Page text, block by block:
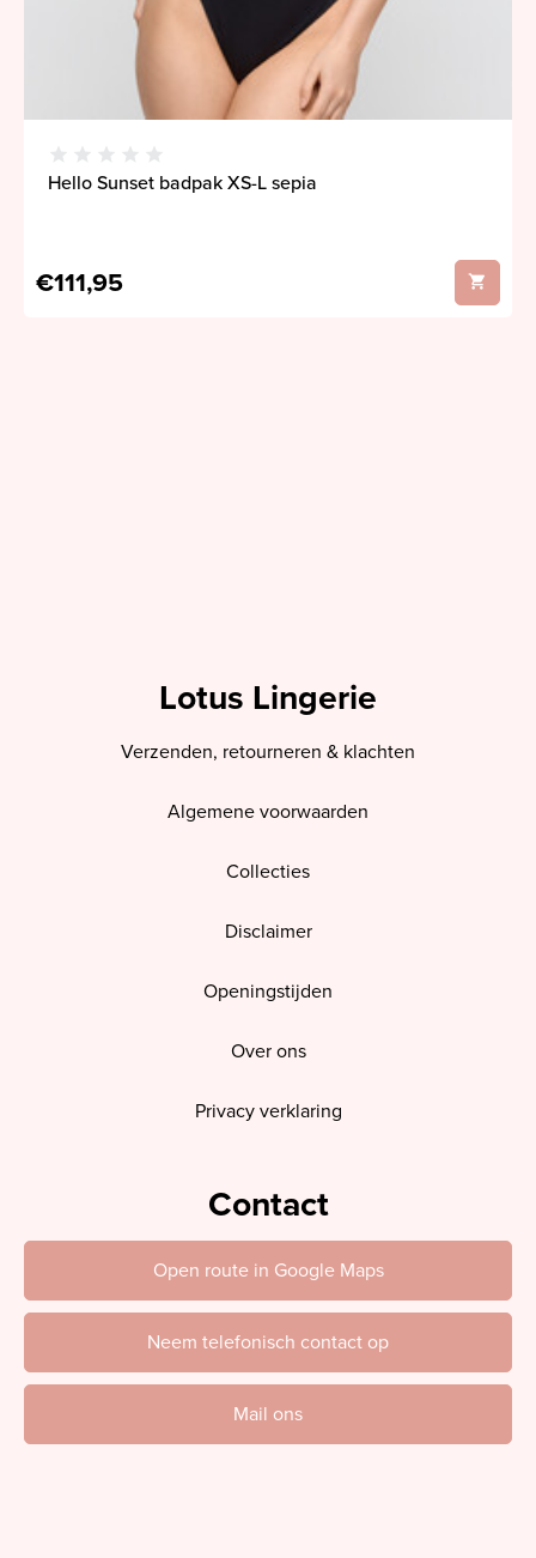
Hello Sunset badpak XS-L sepia
€111,95
Lotus Lingerie
Verzenden, retourneren & klachten
Algemene voorwaarden
Collecties
Disclaimer
Openingstijden
Over ons
Privacy verklaring
Contact
Open route in Google Maps
Neem telefonisch contact op
Mail ons